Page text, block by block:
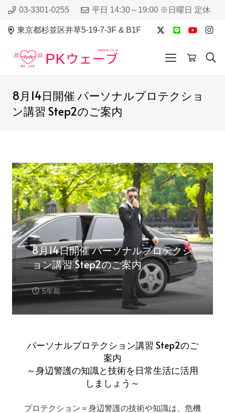
03-3301-0255 平日 14:30～19:00 ※日曜日 定休
東京都杉並区井草5-19-7-3F & B1F
8月14日開催 パーソナルプロテクショ
ン講習 Step2のご案内
8月14日開催 パーソナルプロテクシ
ョン講習 Step2のご案内
5年前
パーソナルプロテクション講習 Step2のご
案内
～身辺警護の知識と技術を日常生活に活用
しましょう～
プロテクション＝身辺警護の技術や知識は、危機